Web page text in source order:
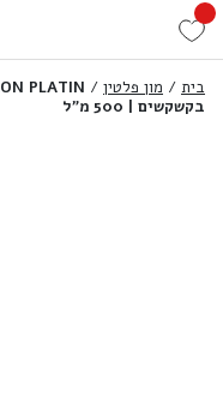
בית / מון פלטין /
בקשקשים | 500 מ”ל